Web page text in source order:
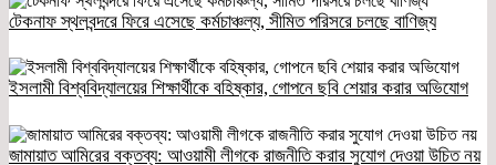
টেকনাফ স্থলবন্দরে ফিরে এসেছে কর্মচাঞ্চল্য, সীমিত পরিসরে চলছে বাণিজ্য
ইসলামী বিশ্ববিদ্যালয়ের শিক্ষার্থীকে বহিষ্কার, গোপনে ছবি শেয়ার করার অভিযোগ
জামায়াত আমিরের বক্তব্য: আওয়ামী লীগকে রাজনীতি করার সুযোগ দেওয়া উচিত নয়